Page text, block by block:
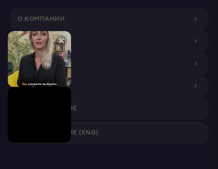
О КОМПАНИИ
ДИЗАЙНЕРАМ
ПОКУПАТЕЛЯМ
ПАРТНЕРАМ
VR ПРИЛОЖЕНИЕ
VR ПРИЛОЖЕНИЕ (ENG)